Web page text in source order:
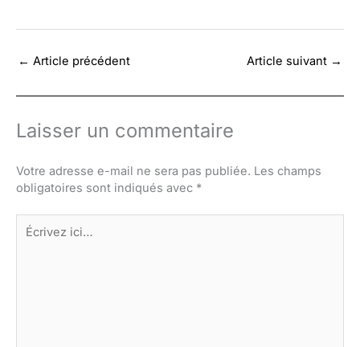
← Article précédent Article suivant →
Laisser un commentaire
Votre adresse e-mail ne sera pas publiée. Les champs
obligatoires sont indiqués avec *
ici…